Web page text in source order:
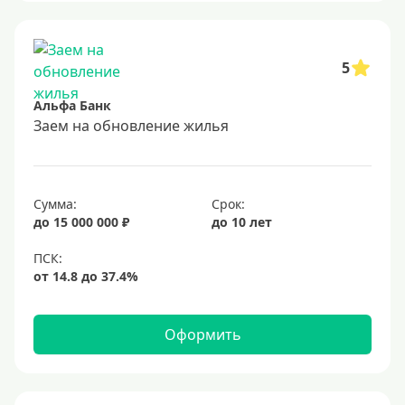
В банке под залог
Под залог недвижимости
Срок
Долгосрочные
2 года
3 года
4 года
5
Альфа Банк
Заем на обновление жилья
Сумма:
до 15 000 000 ₽
Срок:
до 10 лет
Оформить